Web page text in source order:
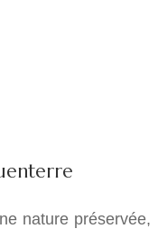
nature préservée,